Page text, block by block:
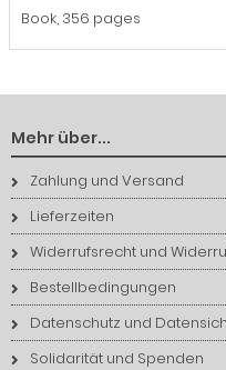
Book, 356 pages
Mehr über...
Zahlung und Versand
Lieferzeiten
Widerrufsrecht und
Bestellbedingungen
Datenschutz und
Solidarität und Spenden